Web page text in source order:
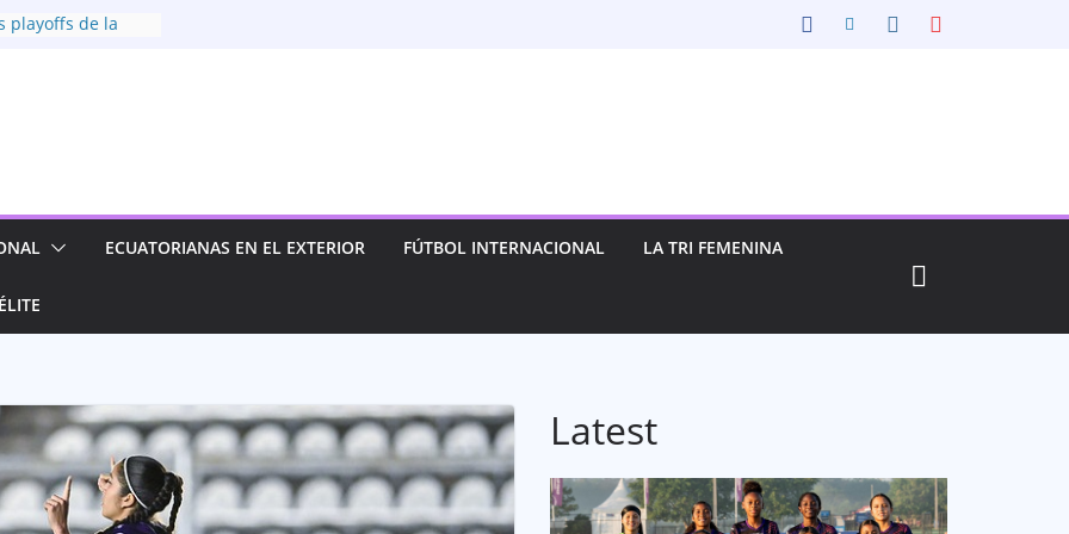
playoffs de la
clasifican a las
Conmebol
por el futuro
se instala
y clasifica a las
ECUATORIANAS EN EL EXTERIOR FÚTBOL INTERNACIONAL LA TRI FEMENINA
Latest